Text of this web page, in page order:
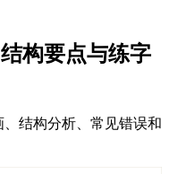
构要点与练字
、结构分析、常见错误和